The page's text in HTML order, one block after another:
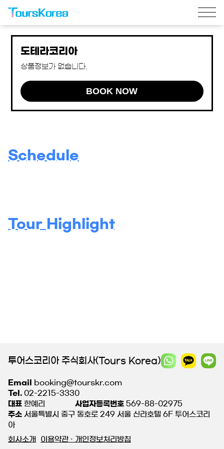
도테라코리아
상품정보가 없습니다.
BOOK NOW
Schedule
Tour Highlight
투어스코리아 주식회사(Tours Korea)
Email
booking@tourskr.com
Tel. 02-2215-3330
대표 한예리 사업자등록번호 569-88-02975
주소 서울특별시 중구 동호로 249 서울 신라호텔 6F 투어스코리
아
회사소개
이용약관 · 개인정보처리방침